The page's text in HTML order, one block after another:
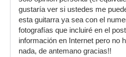
gustaría ver si ustedes me
esta guitarra ya sea con el
fotografías que incluiré en el
información en Internet pero no
nada, de antemano gracias!!